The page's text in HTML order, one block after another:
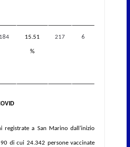
184 15.51
%
217 6
registrate a San Marino dall’inizio
di cui 24.342 persone vaccinate